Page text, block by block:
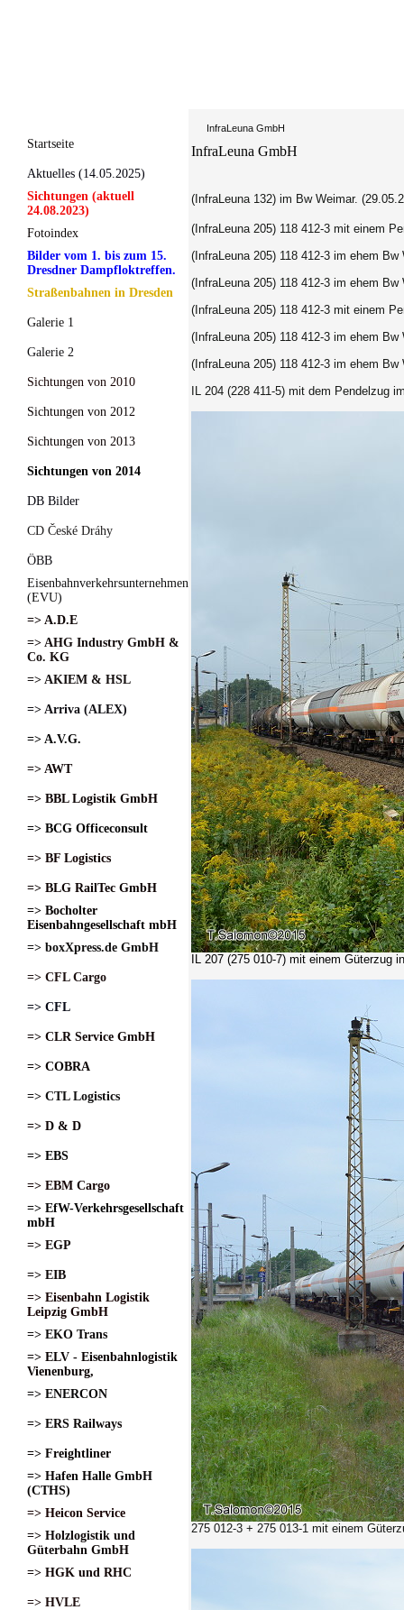
Startseite
Aktuelles (14.05.2025)
Sichtungen (aktuell
24.08.2023)
Fotoindex
Bilder vom 1. bis zum 15.
Dresdner Dampfloktreffen.
Straßenbahnen in Dresden
Galerie 1
Galerie 2
Sichtungen von 2010
Sichtungen von 2012
Sichtungen von 2013
Sichtungen von 2014
DB Bilder
CD České Dráhy
ÖBB
Eisenbahnverkehrsunternehmen
(EVU)
=> A.D.E
=> AHG Industry GmbH &
Co. KG
=> AKIEM & HSL
=> Arriva (ALEX)
=> A.V.G.
=> AWT
=> BBL Logistik GmbH
=> BCG Officeconsult
=> BF Logistics
=> BLG RailTec GmbH
=> Bocholter
Eisenbahngesellschaft mbH
=> boxXpress.de GmbH
=> CFL Cargo
=> CFL
=> CLR Service GmbH
=> COBRA
=> CTL Logistics
=> D & D
=> EBS
=> EBM Cargo
=> EfW-Verkehrsgesellschaft
mbH
=> EGP
=> EIB
=> Eisenbahn Logistik
Leipzig GmbH
=> EKO Trans
=> ELV - Eisenbahnlogistik
Vienenburg,
=> ENERCON
=> ERS Railways
=> Freightliner
=> Hafen Halle GmbH
(CTHS)
=> Heicon Service
=> Holzlogistik und
Güterbahn GmbH
=> HGK und RHC
=> HVLE
InfraLeuna GmbH
InfraLeuna GmbH
(InfraLeuna 132) im Bw Weimar.
(InfraLeuna 205) 118 412-3 mit einem
(InfraLeuna 205) 118 412-3 im ehem Bw
(InfraLeuna 205) 118 412-3 im ehem Bw
(InfraLeuna 205) 118 412-3 mit einem
(InfraLeuna 205) 118 412-3 im ehem Bw
(InfraLeuna 205) 118 412-3 im ehem Bw
IL 204 (228 411-5) mit dem Pendelzug
IL 207 (275 010-7) mit einem Güterzug
275 012-3 + 275 013-1 mit einem